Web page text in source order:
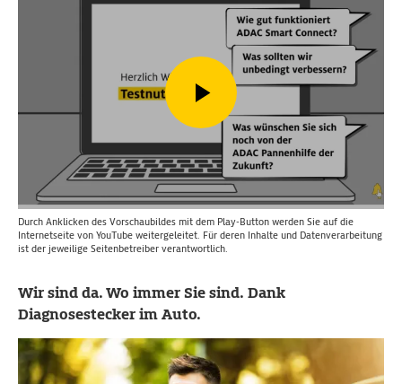
Durch Anklicken des Vorschaubildes mit dem Play-Button werden Sie auf die
Internetseite von YouTube weitergeleitet. Für deren Inhalte und Datenverarbeitung
ist der jeweilige Seitenbetreiber verantwortlich.
Wir sind da. Wo immer Sie sind. Dank
Diagnosestecker im Auto.